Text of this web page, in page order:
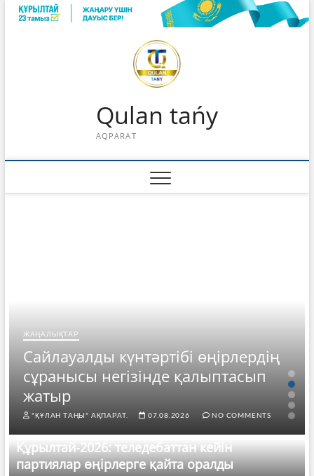
Skip
Qulan tańy
AQPARAT
ЖАҢАЛЫҚТАР
Сайлауалды күнтәртібі өңірлердің
сұранысы негізінде қалыптасып
жатыр
"ҚҰЛАН ТАҢЫ" АҚПАРАТ. 07.08.2026 NO COMMENTS
Құрылтай-2026: теледебаттан кейін
партиялар өңірлерге қайта оралды